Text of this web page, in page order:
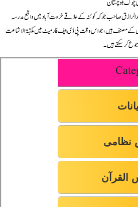
چوک بلوچستان
صاحب جو کہ کوئٹہ کے علاقے خروت آباد میں واقع مدرسہ
مفتی و شیخ الحدیث ہیں، 44 کتابوں کے مصنف ہیں، جو اس وقت پی ڈی ایف فارمیٹ میں مکتبۃ الاشاعت
کر سکتے ہیں۔
نظامی
القرآن